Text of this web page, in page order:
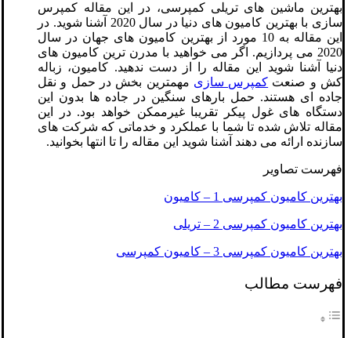
بهترین ماشین های تریلی کمپرسی، در این مقاله کمپرس
سازی با بهترین کامیون های دنیا در سال 2020 آشنا شوید. در
این مقاله به 10 مورد از بهترین کامیون های جهان در سال
2020 می پردازیم. اگر می خواهید با مدرن ترین کامیون های
دنیا آشنا شوید این مقاله را از دست ندهید. کامیون، زباله
کش و صنعت کمپرس سازی مهمترین بخش در حمل و نقل
جاده ای هستند. حمل بارهای سنگین در جاده ها بدون این
دستگاه های غول پیکر تقریبا غیرممکن خواهد بود. در این
مقاله تلاش شده تا شما با عملکرد و خدماتی که شرکت های
سازنده ارائه می دهند آشنا شوید این مقاله را تا انتها بخوانید.
فهرست تصاویر
بهترین کامیون کمپرسی 1 – کامیون
بهترین کامیون کمپرسی 2 – تریلی
بهترین کامیون کمپرسی 3 – کامیون کمپرسی
فهرست مطالب